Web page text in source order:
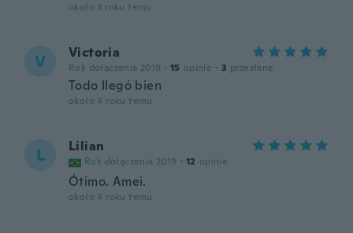
około 3 roku temu
V Victoria
Rok dołączenia 2019 · 15 opinie · 3 przesłane
Todo llegó bien
około 4 roku temu
L Lilian
Rok dołączenia 2019 · 12 opinie
Ótimo. Amei.
około 4 roku temu